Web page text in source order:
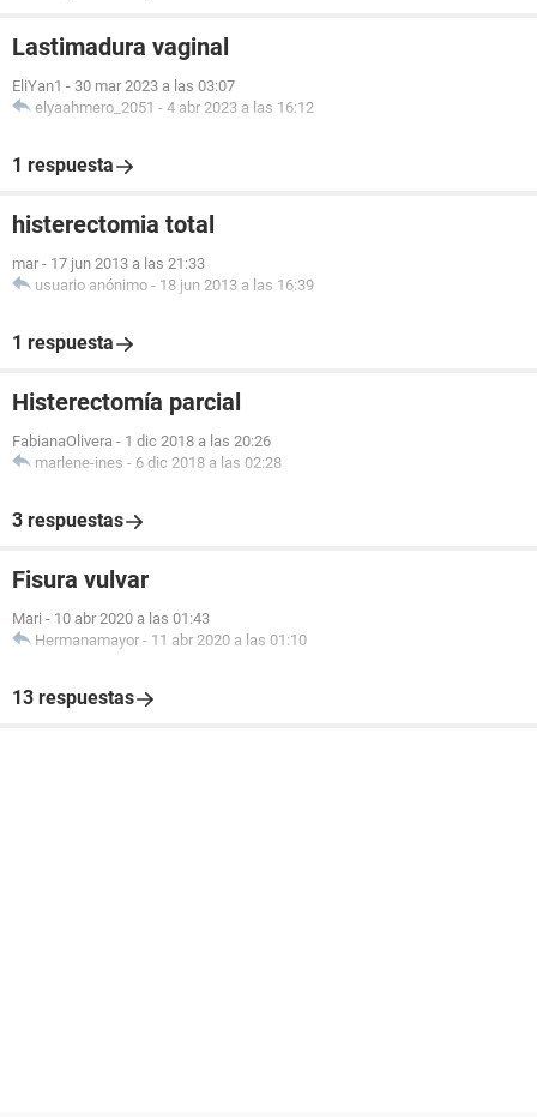
Lastimadura vaginal
EliYan1 - 30 mar 2023 a las 03:07
elyaahmero_2051 - 4 abr 2023 a las 16:12
1 respuesta
histerectomia total
mar - 17 jun 2013 a las 21:33
usuario anónimo - 18 jun 2013 a las 16:39
1 respuesta
Histerectomía parcial
FabianaOlivera - 1 dic 2018 a las 20:26
marlene-ines - 6 dic 2018 a las 02:28
3 respuestas
Fisura vulvar
Mari - 10 abr 2020 a las 01:43
Hermanamayor - 11 abr 2020 a las 01:10
13 respuestas